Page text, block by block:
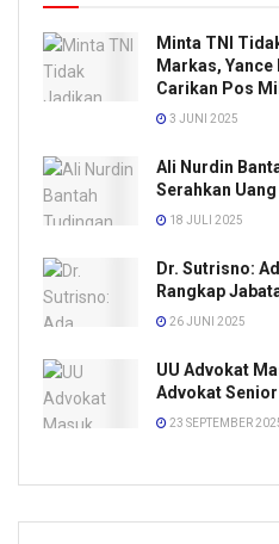
Minta TNI
Markas,
Carikan Pos
3 JUNI 2025
Ali Nurdin
Serahkan
18 JULI 2025
Dr. Sutrisno:
Rangkap
26 JUNI 2025
UU Advokat
Advokat
23 SEPTEMBER